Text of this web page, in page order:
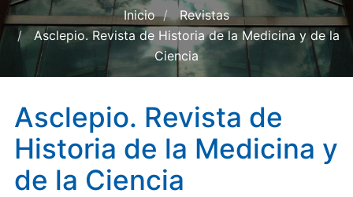
Inicio
Revistas
Asclepio. Revista de Historia de la Medicina y de la
Ciencia
Asclepio. Revista de
Historia de la Medicina y
de la Ciencia